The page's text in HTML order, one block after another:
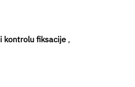
kontrolu fiksacije ,